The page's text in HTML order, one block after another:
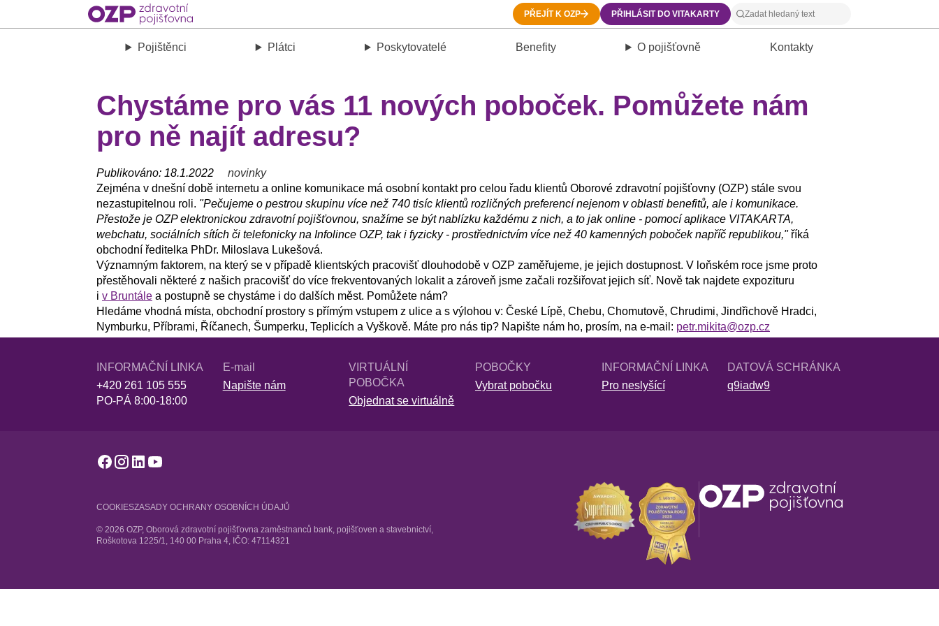
PŘEJÍT K OZP PŘIHLÁSIT DO VITAKARTY
Pojištěnci Plátci Poskytovatelé Benefity O pojišťovně Kontakty
Chystáme pro vás 11 nových poboček. Pomůžete nám
pro ně najít adresu?
Publikováno: 18.1.2022
novinky
Zejména v dnešní době internetu a online komunikace má osobní kontakt pro celou řadu klientů Oborové zdravotní pojišťovny (OZP) stále svou
nezastupitelnou roli. "Pečujeme o pestrou skupinu více než 740 tisíc klientů rozličných preferencí nejenom v oblasti benefitů, ale i komunikace.
Přestože je OZP elektronickou zdravotní pojišťovnou, snažíme se být nablízku každému z nich, a to jak online - pomocí aplikace VITAKARTA,
webchatu, sociálních sítích či telefonicky na Infolince OZP, tak i fyzicky - prostřednictvím více než 40 kamenných poboček napříč republikou,"říká
obchodní ředitelka PhDr. Miloslava Lukešová.
Významným faktorem, na který se v případě klientských pracovišť dlouhodobě v OZP zaměřujeme, je jejich dostupnost. V loňském roce jsme proto
přestěhovali některé z našich pracovišť do více frekventovaných lokalit a zároveň jsme začali rozšiřovat jejich síť. Nově tak najdete expozituru
i v Bruntále a postupně se chystáme i do dalších měst. Pomůžete nám?
Hledáme vhodná místa, obchodní prostory s přímým vstupem z ulice a s výlohou v: České Lípě, Chebu, Chomutově, Chrudimi, Jindřichově Hradci,
Nymburku, Příbrami, Říčanech, Šumperku, Teplicích a Vyškově. Máte pro nás tip? Napište nám ho, prosím, na e-mail: petr.mikita@ozp.cz
INFORMAČNÍ LINKA
+420 261 105 555
PO-PÁ 8:00-18:00
E-mail
Napište nám
VIRTUÁLNÍ
POBOČKA
Objednat se virtuálně
POBOČKY
Vybrat pobočku
INFORMAČNÍ LINKA
Pro neslyšící
DATOVÁ SCHRÁNKA
q9iadw9
COOKIESZASADY OCHRANY OSOBNÍCH ÚDAJŮ
© 2026 OZP, Oborová zdravotní pojišťovna zaměstnanců bank, pojišťoven a stavebnictví,
Roškotova 1225/1, 140 00 Praha 4, IČO: 47114321